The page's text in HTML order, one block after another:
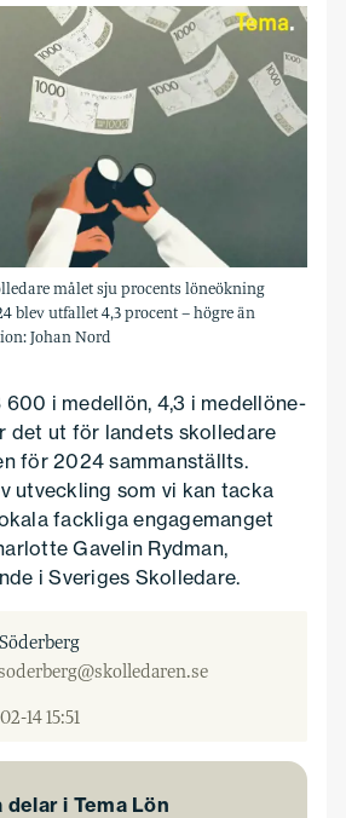
målet sju procents löneökning
blev utfallet 4,3 procent – högre än
Johan Nord
600 i medellön, 4,3 i medellöne­
det ut för landets skolledare
för 2024 sammanställts.
utveckling som vi kan tacka
fackliga engagemanget
Gavelin Rydman,
i Sveriges Skolledare.
14 15:51
delar i Tema Lön